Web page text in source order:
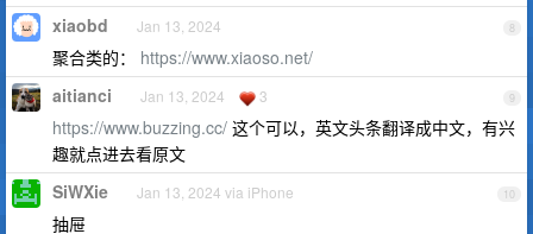
8
xiaobd Jan 13, 2024
聚合类的： https://www.xiaoso.net/
9
aitianci Jan 13, 2024 3
https://www.buzzing.cc/ 这个可以，英文头条翻译成中文，有兴
趣就点进去看原文
10
SiWXie Jan 13, 2024 via iPhone
抽屉